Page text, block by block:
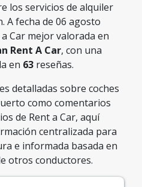
los servicios de alquiler
A fecha de 06 agosto
Car mejor valorada en
Rent A Car, con una
en 63 reseñas.
detalladas sobre coches
como comentarios
de Rent a Car, aquí
centralizada para
e informada basada en
otros conductores.